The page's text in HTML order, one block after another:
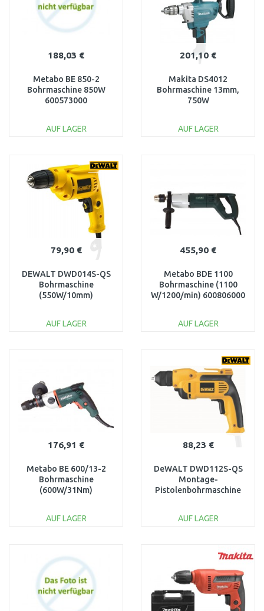
188,03 €
Metabo BE 850-2
Bohrmaschine 850W
600573000
AUF LAGER
Vergleichen
201,10 €
Makita DS4012
Bohrmaschine 13mm,
750W
AUF LAGER
79,90 €
DEWALT DWD014S-QS
Bohrmaschine
(550W/10mm)
AUF LAGER
455,90 €
Metabo BDE 1100
Bohrmaschine (1100
W/1200/min) 600806000
AUF LAGER
Vergleichen
176,91 €
Metabo BE 600/13-2
Bohrmaschine
(600W/31Nm)
AUF LAGER
Vergleichen
88,23 €
DeWALT DWD112S-QS
Montage-
Pistolenbohrmaschine
AUF LAGER
Vergleichen